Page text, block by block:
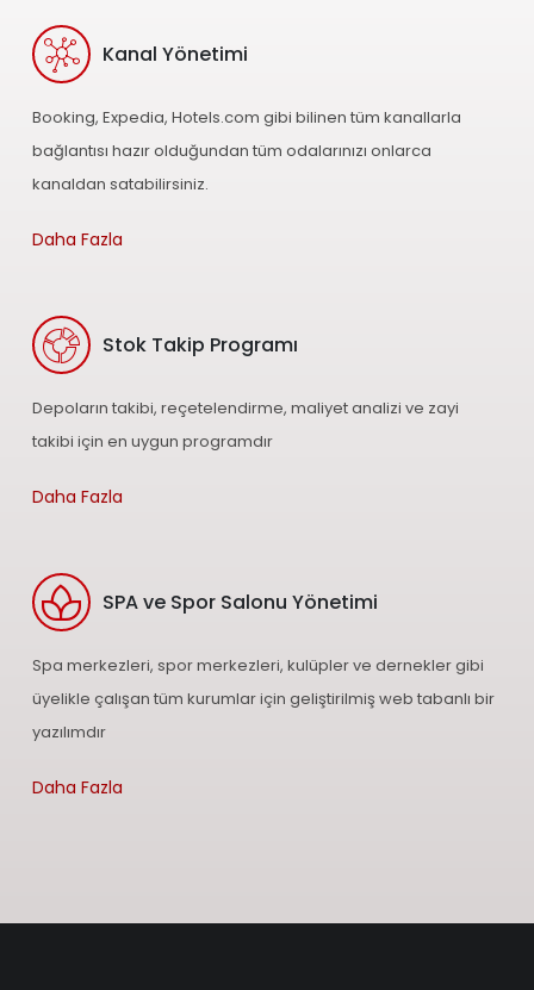
Kanal Yönetimi
Booking, Expedia, Hotels.com gibi bilinen tüm kanallarla
bağlantısı hazır olduğundan tüm odalarınızı onlarca
kanaldan satabilirsiniz.
Daha Fazla
Stok Takip Programı
Depoların takibi, reçetelendirme, maliyet analizi ve zayi
takibi için en uygun programdır
Daha Fazla
SPA ve Spor Salonu Yönetimi
Spa merkezleri, spor merkezleri, kulüpler ve dernekler gibi
üyelikle çalışan tüm kurumlar için geliştirilmiş web tabanlı bir
yazılımdır
Daha Fazla